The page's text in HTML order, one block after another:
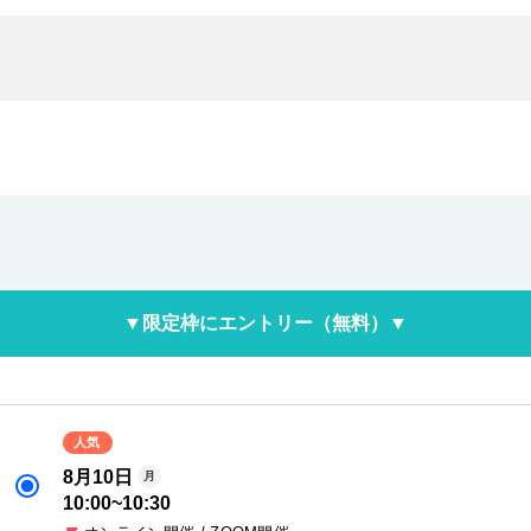
▼限定枠にエントリー（無料）▼
人気
8月10日 月
10:00~10:30